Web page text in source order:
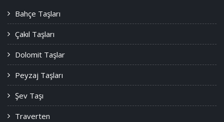
Bahçe Taşları
Çakıl Taşları
Dolomit Taşlar
Peyzaj Taşları
Şev Taşı
Traverten